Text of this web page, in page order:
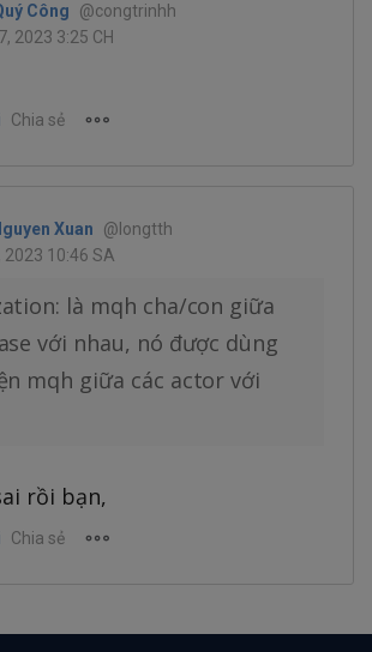
Công
@congtrinhh
2023 3:25 CH
Chia sẻ
Xuan
@longtth
2023 10:46 SA
là mqh cha/con giữa
với nhau, nó được dùng
mqh giữa các actor với
rồi bạn,
Chia sẻ